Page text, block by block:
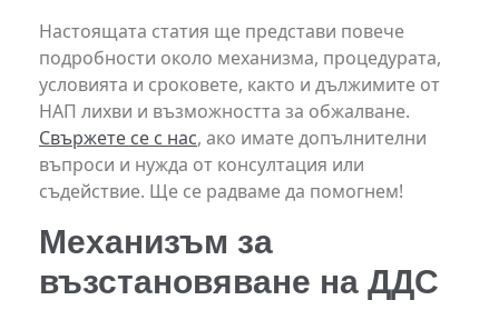
Настоящата статия ще представи повече
подробности около механизма, процедурата,
условията и сроковете, както и дължимите от
НАП лихви и възможността за обжалване.
Свържете се с нас, ако имате допълнителни
въпроси и нужда от консултация или
съдействие. Ще се радваме да помогнем!
Механизъм за
възстановяване на ДДС